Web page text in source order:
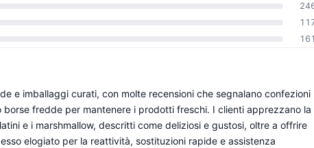
161
e imballaggi curati, con molte recensioni che segnalano confezioni
fredde per mantenere i prodotti freschi. I clienti apprezzano la
e i marshmallow, descritti come deliziosi e gustosi, oltre a offrire
elogiato per la reattività, sostituzioni rapide e assistenza